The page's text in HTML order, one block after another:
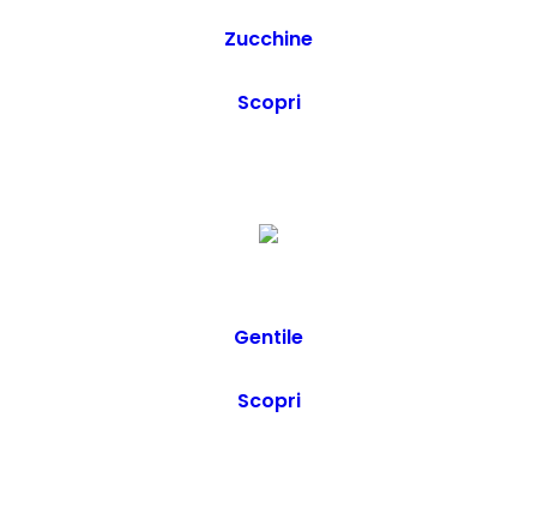
Zucchine
Scopri
Gentile
Scopri